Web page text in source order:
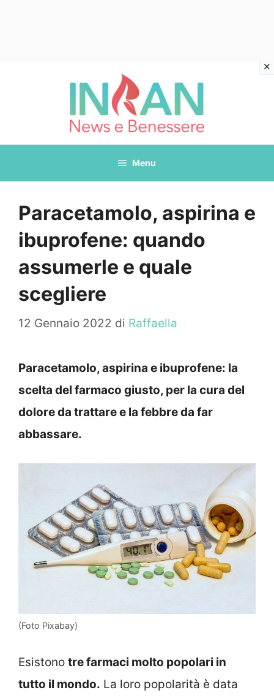
Menu
Paracetamolo, aspirina e
ibuprofene: quando
assumerle e quale
scegliere
12 Gennaio 2022 di Raffaella
Paracetamolo, aspirina e ibuprofene: la
scelta del farmaco giusto, per la cura del
dolore da trattare e la febbre da far
abbassare.
(Foto Pixabay)
Esistono tre farmaci molto popolari in
tutto il mondo. La loro popolarità è data